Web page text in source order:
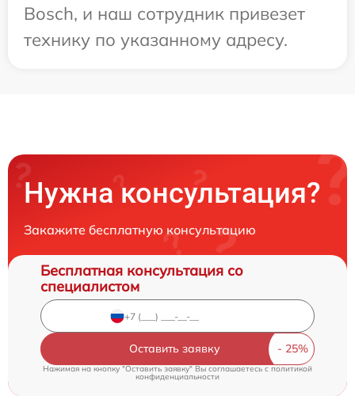
Bosch, и наш сотрудник привезет
технику по указанному адресу.
Нужна консультация?
Закажите бесплатную консультацию
Бесплатная консультация со
специалистом
Оставить заявку
Нажимая на кнопку "Оставить заявку" Вы соглашаетесь c политикой
конфиденциальности